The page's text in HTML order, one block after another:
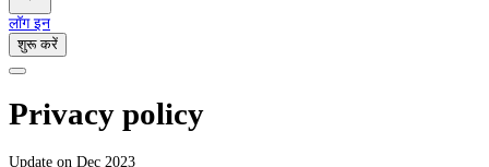
लॉग इन
शुरू करें
Privacy policy
Update on Dec 2023